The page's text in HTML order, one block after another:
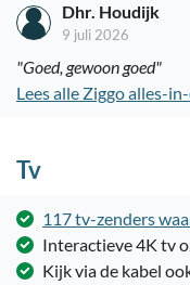
Dhr. Houdijk
9 juli 2026
"Goed, gewoon goed"
Lees alle Ziggo alles-
Tv
117 tv-zenders
Interactieve 4K tv
Kijk via de kabel